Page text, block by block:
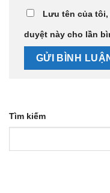
Lưu tên của
duyệt này cho lần
Tìm kiếm